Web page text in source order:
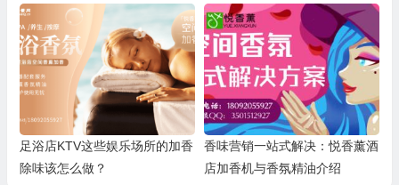
牌行销有怎样的影响？
足浴店KTV这些娱乐场所的加香
除味该怎么做？
香味营销一站式解决：悦香薰酒
店加香机与香氛精油介绍